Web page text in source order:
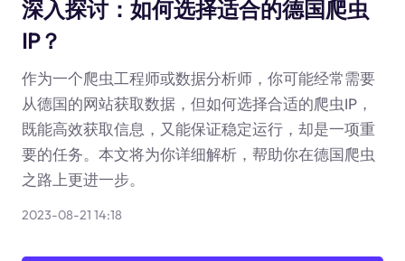
深入探讨：如何选择适合的德国爬虫
IP？
作为一个爬虫工程师或数据分析师，你可能经常需要
从德国的网站获取数据，但如何选择合适的爬虫IP，
既能高效获取信息，又能保证稳定运行，却是一项重
要的任务。本文将为你详细解析，帮助你在德国爬虫
之路上更进一步。
2023-08-21 14:18